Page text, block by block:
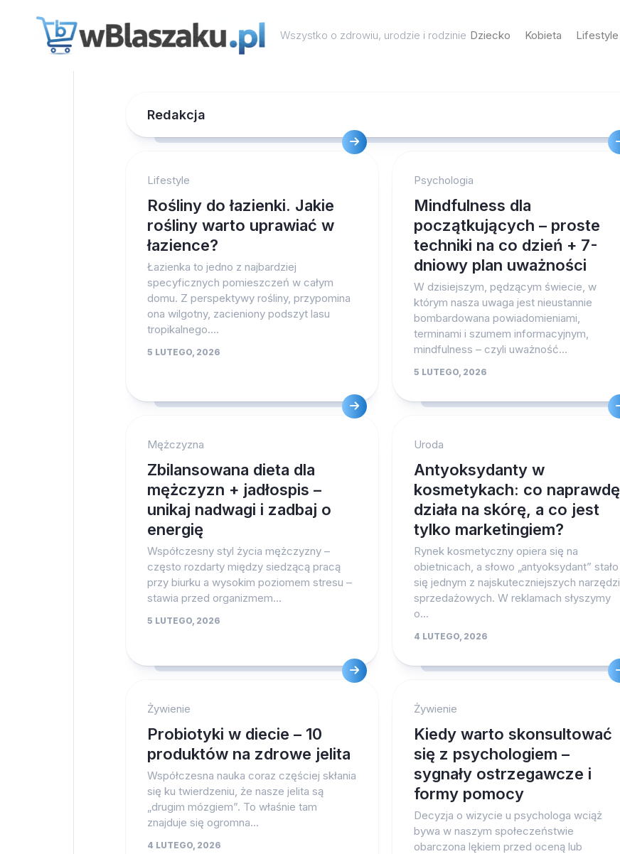
Wszystko o zdrowiu, urodzie i rodzinie Dziecko Kobieta Lifestyle
Redakcja
Lifestyle
Rośliny do łazienki. Jakie
rośliny warto uprawiać w
łazience?
Łazienka to jedno z najbardziej
specyficznych pomieszczeń w całym
domu. Z perspektywy rośliny, przypomina
ona wilgotny, zacieniony podszyt lasu
tropikalnego....
5 LUTEGO, 2026
Psychologia
Mindfulness dla
początkujących – proste
techniki na co dzień + 7-
dniowy plan uważności
W dzisiejszym, pędzącym świecie, w
którym nasza uwaga jest nieustannie
bombardowana powiadomieniami,
terminami i szumem informacyjnym,
mindfulness – czyli uważność...
5 LUTEGO, 2026
Mężczyzna
Zbilansowana dieta dla
mężczyzn + jadłospis –
unikaj nadwagi i zadbaj o
energię
Współczesny styl życia mężczyzny –
często rozdarty między siedzącą pracą
przy biurku a wysokim poziomem stresu –
stawia przed organizmem...
5 LUTEGO, 2026
Uroda
Antyoksydanty w
kosmetykach: co naprawdę
działa na skórę, a co jest
tylko marketingiem?
Rynek kosmetyczny opiera się na
obietnicach, a słowo „antyoksydant” stało
się jednym z najskuteczniejszych narzędzi
sprzedażowych. W reklamach słyszymy
o...
4 LUTEGO, 2026
Żywienie
Probiotyki w diecie – 10
produktów na zdrowe jelita
Współczesna nauka coraz częściej skłania
się ku twierdzeniu, że nasze jelita są
„drugim mózgiem”. To właśnie tam
znajduje się ogromna...
4 LUTEGO, 2026
Żywienie
Kiedy warto skonsultować
się z psychologiem –
sygnały ostrzegawcze i
formy pomocy
Decyzja o wizycie u psychologa wciąż
bywa w naszym społeczeństwie
obarczona lękiem przed oceną lub